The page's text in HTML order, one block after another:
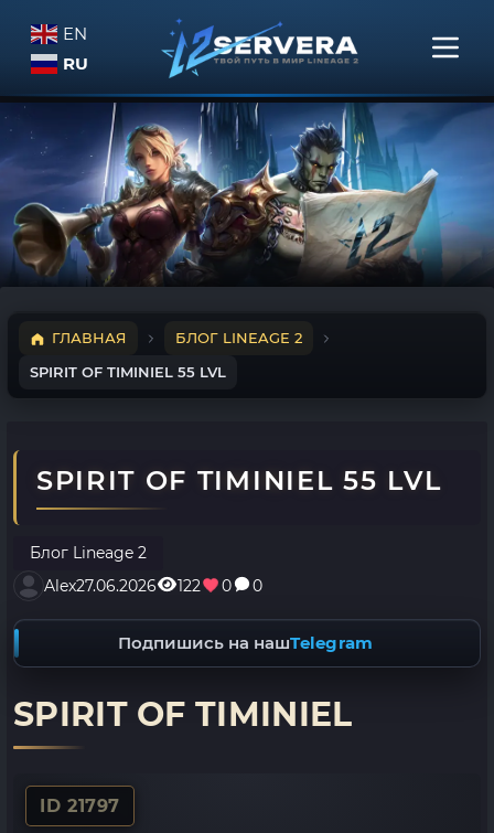
EN
RU
ГЛАВНАЯ
БЛОГ LINEAGE 2
SPIRIT OF TIMINIEL 55 LVL
SPIRIT OF TIMINIEL 55 LVL
Блог Lineage 2
Alex27.06.2026 122 0 0
Подпишись на нашTelegram
SPIRIT OF TIMINIEL
ID 21797